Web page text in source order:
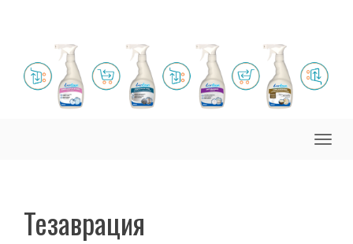
Toggle
Тезаврация